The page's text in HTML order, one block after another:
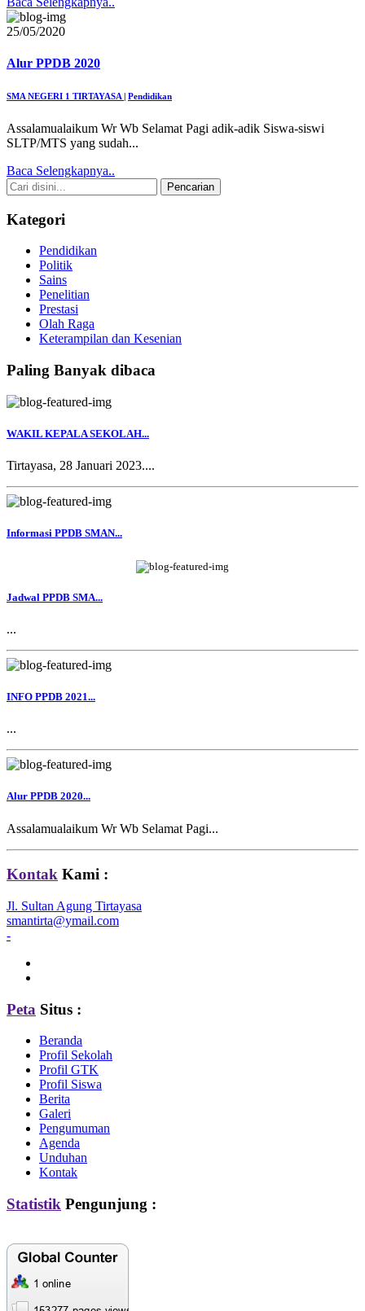
25/05/2020
Alur PPDB 2020
SMA NEGERI 1 TIRTAYASA | Pendidikan
Assalamualaikum Wr Wb Selamat Pagi adik-adik Siswa-siswi
SLTP/MTS yang sudah...
Baca Selengkapnya..
Pencarian
Kategori
Pendidikan
Politik
Sains
Penelitian
Prestasi
Olah Raga
Keterampilan dan Kesenian
Paling Banyak dibaca
WAKIL KEPALA SEKOLAH...
Tirtayasa, 28 Januari 2023....
Informasi PPDB SMAN...
Jadwal PPDB SMA...
...
INFO PPDB 2021...
...
Alur PPDB 2020...
Assalamualaikum Wr Wb Selamat Pagi...
Kontak Kami :
Jl. Sultan Agung Tirtayasa
smantirta@ymail.com
-
Peta Situs :
Beranda
Profil Sekolah
Profil GTK
Profil Siswa
Berita
Galeri
Pengumuman
Agenda
Unduhan
Kontak
Statistik Pengunjung :